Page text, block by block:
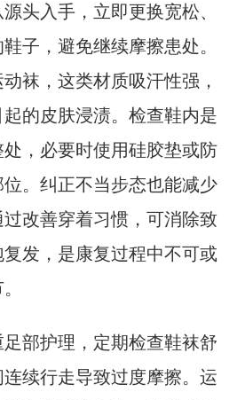
头入手，立即更换宽松、
子，避免继续摩擦患处。
袜，这类材质吸汗性强，
的皮肤浸渍。检查鞋内是
，必要时使用硅胶垫或防
。纠正不当步态也能减少
改善穿着习惯，可消除致
发，是康复过程中不可或
部护理，定期检查鞋袜舒
续行走导致过度摩擦。运